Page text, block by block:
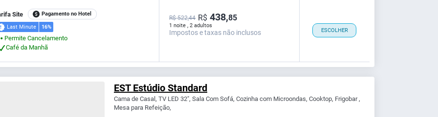
Site Pagamento no Hotel
Last Minute 16%
⬤
Permite Cancelamento
Café da Manhã
1 noite , 2 adultos
R$ 522,44 R$ 438,85
Impostos e taxas não inclusos ESCOLHER
EST Estúdio Standard
Cama de Casal, TV LED 32", Sala Com Sofá, Cozinha com Microondas, Cooktop, Frigobar ,
Mesa para Refeição,